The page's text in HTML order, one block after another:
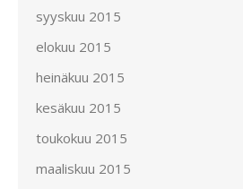
syyskuu 2015
elokuu 2015
heinäkuu 2015
kesäkuu 2015
toukokuu 2015
maaliskuu 2015